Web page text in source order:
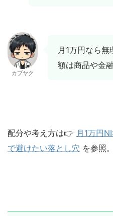
カブヤク
月1万円なら
額は商品や金
配分や考え方は👉 月1万円
で避けたい落とし穴 を参照。